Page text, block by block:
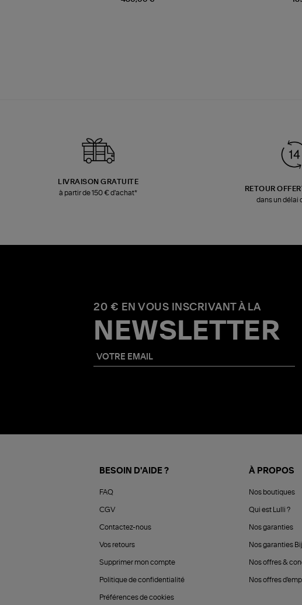
LIVRAISON GRATUITE
à partir de 150 € d'achat*
RETOUR
dans un délai
20 € EN VOUS INSCRIVANT À LA
NEWSLETTER
BESOIN D'AIDE ?
FAQ
CGV
Contactez-nous
Vos retours
Supprimer mon compte
Politique de confidentialité
Préférences de cookies
À PROPOS
Nos boutiques
Qui est Lulli ?
Nos garanties
Nos garanties
Nos offres &
Nos offres